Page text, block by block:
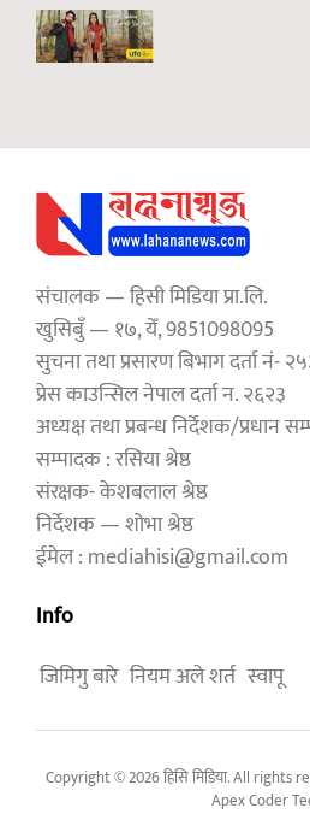
संचालक — हिसी मिडिया प्रा.लि.
खुसिबुँ — १७, येँ, 9851098095
सुचना तथा प्रसारण बिभाग दर्ता नं-
प्रेस काउन्सिल नेपाल दर्ता न. २६२३
अध्यक्ष तथा प्रबन्ध निर्देशक/प्रधान
सम्पादक : रसिया श्रेष्ठ
संरक्षक- केशबलाल श्रेष्ठ
निर्देशक — शोभा श्रेष्ठ
ईमेल : mediahisi@gmail.com
Info
जिमिगु बारे नियम अले शर्त स्वापू
Copyright © 2026 हिसि मिडिया. All
Apex Coder